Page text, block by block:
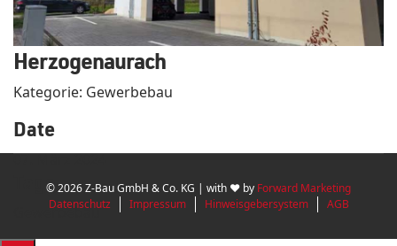
Herzogenaurach
Kategorie: Gewerbebau
Date
07. März 2024
Tags
Gewerbebau
© 2026 Z-Bau GmbH & Co. KG | with ♥ by Forward Marketing
Datenschutz
Impressum Hinweisgebersystem AGB